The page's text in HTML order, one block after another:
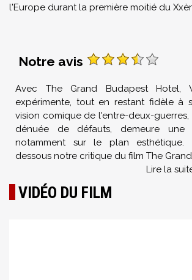
l'Europe durant la première moitié du
Notre avis
Avec The Grand Budapest Hotel,
expérimente, tout en restant fidèle à
vision comique de l'entre-deux-guerres,
dénuée de défauts, demeure une
notamment sur le plan esthétique.
dessous notre critique du film The
Lire la
VIDÉO DU FILM